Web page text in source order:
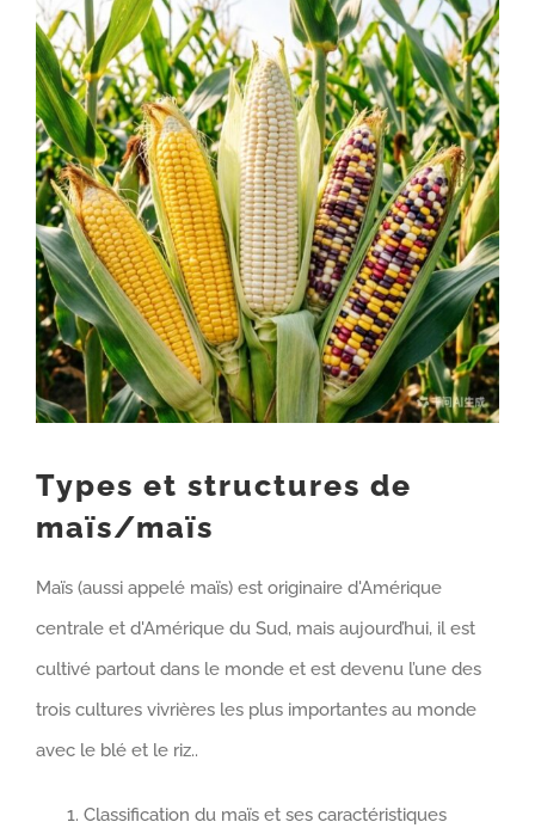
Types et structures de
maïs/maïs
Maïs (aussi appelé maïs) est originaire d'Amérique
centrale et d'Amérique du Sud, mais aujourd’hui, il est
cultivé partout dans le monde et est devenu l’une des
trois cultures vivrières les plus importantes au monde
avec le blé et le riz..
Classification du maïs et ses caractéristiques